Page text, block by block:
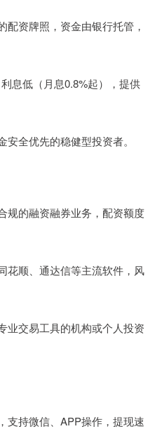
资牌照，资金由银行托管，
息低（月息0.8%起），提供
全优先的稳健型投资者。
规的融资融券业务，配资额度
花顺、通达信等主流软件，风
业交易工具的机构或个人投资
支持微信、APP操作，提现速